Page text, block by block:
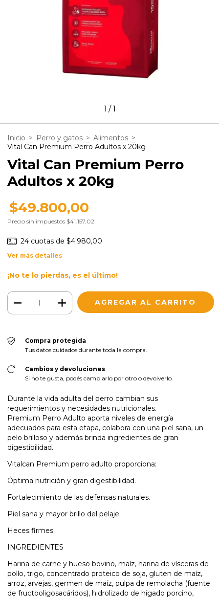
1 /1
Inicio > Perro y gatos > Alimentos >
Vital Can Premium Perro Adultos x 20kg
Vital Can Premium Perro
Adultos x 20kg
$49.800,00
Precio sin impuestos $41.157,02
24 cuotas de $4.980,00
Ver más detalles
¡No te lo pierdas, es el último!
Compra protegida
Tus datos cuidados durante toda la compra.
Cambios y devoluciones
Si no te gusta, podés cambiarlo por otro o devolverlo.
Durante la vida adulta del perro cambian sus
requerimientos y necesidades nutricionales.
Premium Perro Adulto aporta niveles de energía
adecuados para esta etapa, colabora con una piel sana, un
pelo brilloso y además brinda ingredientes de gran
digestibilidad.
Vitalcan Premium perro adulto proporciona:
Óptima nutrición y gran digestibilidad.
Fortalecimiento de las defensas naturales.
Piel sana y mayor brillo del pelaje.
Heces firmes
INGREDIENTES
Harina de carne y hueso bovino, maíz, harina de vísceras de
pollo, trigo, concentrado proteico de soja, gluten de maíz,
arroz, arvejas, germen de maíz, pulpa de remolacha (fuente
de fructooligosacáridos), hidrolizado de hígado porcino,